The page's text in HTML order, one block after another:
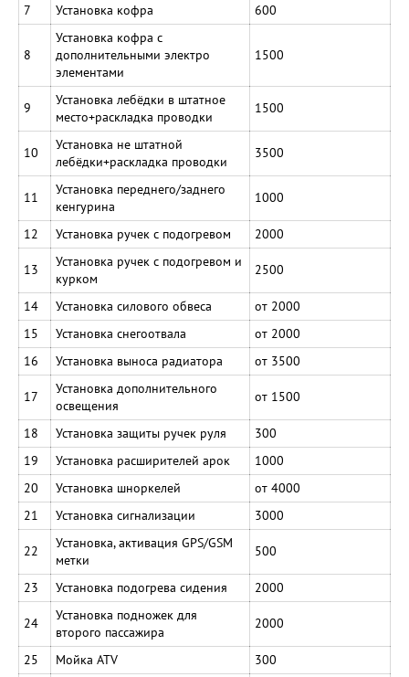
7 Установка кофра 600
8
Установка кофра с
дополнительными электро
элементами
1500
9
Установка лебёдки в штатное
место+раскладка проводки
1500
10
Установка не штатной
лебёдки+раскладка проводки
3500
11
Установка переднего/заднего
кенгурина
1000
12 Установка ручек с подогревом 2000
13
Установка ручек с подогревом и
курком
2500
14 Установка силового обвеса
от 2000
15
Установка снегоотвала
от 2000
16
Установка выноса радиатора от 3500
17
Установка дополнительного
освещения
от 1500
18 Установка защиты ручек руля
300
19
Установка расширителей арок
1000
20
Установка шноркелей
от 4000
21
Установка сигнализации 3000
22
Установка, активация GPS/GSM
метки
500
23 Установка подогрева сидения 2000
24
Установка подножек для
второго пассажира
2000
25 Мойка ATV 300